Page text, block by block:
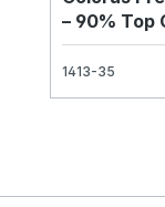
– 90% Top
1413-35